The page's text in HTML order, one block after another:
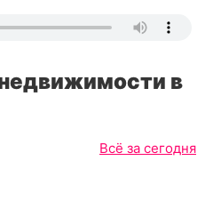
в
Всё за сегодня